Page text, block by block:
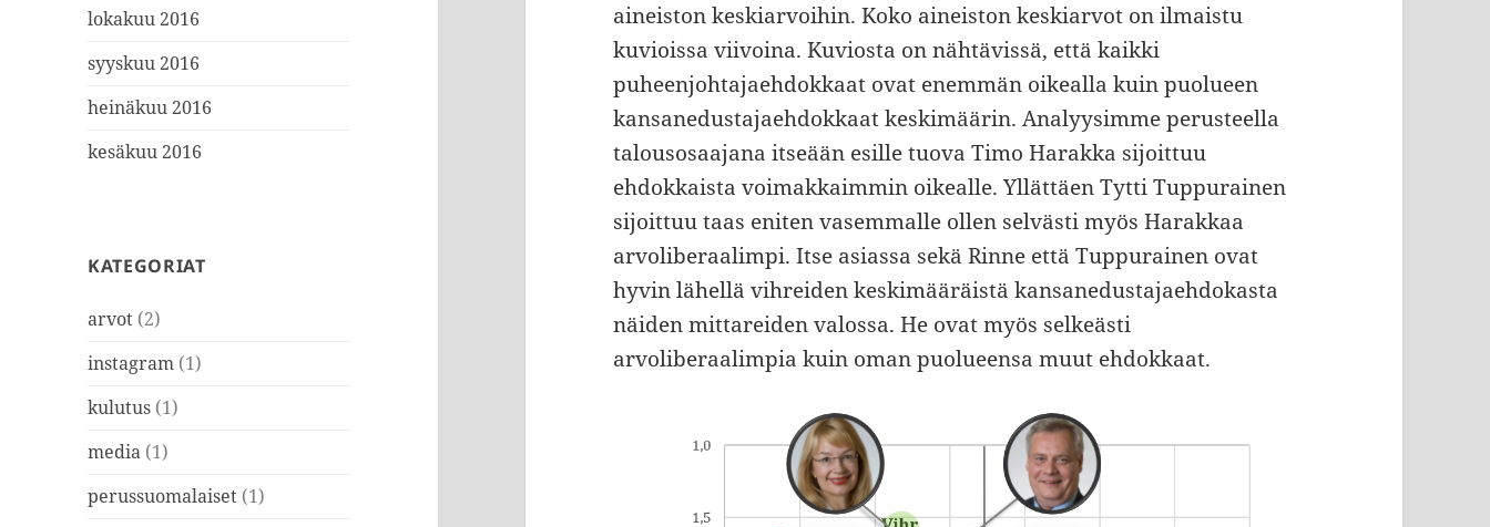
lokakuu 2016
syyskuu 2016
heinäkuu 2016
kesäkuu 2016
KATEGORIAT
arvot (2)
instagram (1)
kulutus (1)
media (1)
perussuomalaiset (1)
aineiston keskiarvoihin. Koko aineiston keskiarvot on ilmaistu
kuvioissa viivoina. Kuviosta on nähtävissä, että kaikki
puheenjohtajaehdokkaat ovat enemmän oikealla kuin puolueen
kansanedustajaehdokkaat keskimäärin. Analyysimme perusteella
talousosaajana itseään esille tuova Timo Harakka sijoittuu
ehdokkaista voimakkaimmin oikealle. Yllättäen Tytti Tuppurainen
sijoittuu taas eniten vasemmalle ollen selvästi myös Harakkaa
arvoliberaalimpi. Itse asiassa sekä Rinne että Tuppurainen ovat
hyvin lähellä vihreiden keskimääräistä kansanedustajaehdokasta
näiden mittareiden valossa. He ovat myös selkeästi
arvoliberaalimpia kuin oman puolueensa muut ehdokkaat.